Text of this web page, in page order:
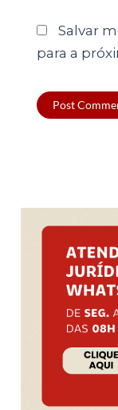
Salvar
para a